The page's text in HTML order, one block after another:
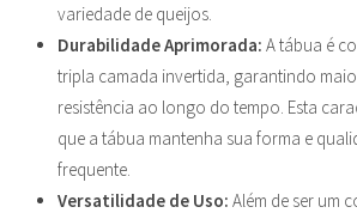
variedade de queijos.
Durabilidade Aprimorada: A tábua é
tripla camada invertida, garantindo
resistência ao longo do tempo. Esta
que a tábua mantenha sua forma e
frequente.
Versatilidade de Uso: Além de ser um